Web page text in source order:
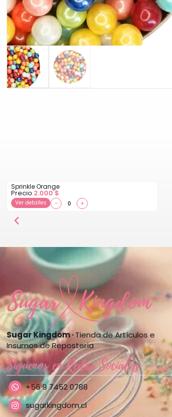
Sprinkle Orange
Precio 2.000$
Ver detalles − +
Sugar Kingdom ·Tienda de Artículos e
Insumos de Repostería
Síguenos en Redes Sociales
+56 9 7452 0788
sugarkingdom.cl